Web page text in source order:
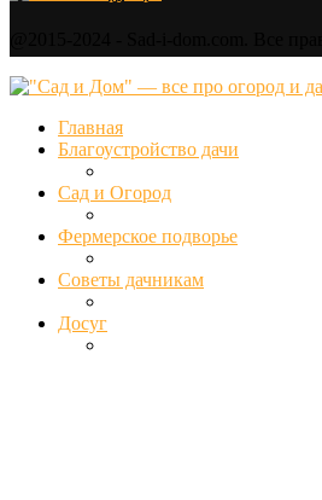
Главная
Благоустройство дачи
Сад и Огород
Фермерское подворье
Советы дачникам
Досуг